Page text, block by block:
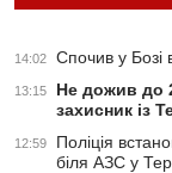
14:02 Спочив у Бозі
13:15
Не дожив до
захисник із
12:59
Поліція
біля АЗС у